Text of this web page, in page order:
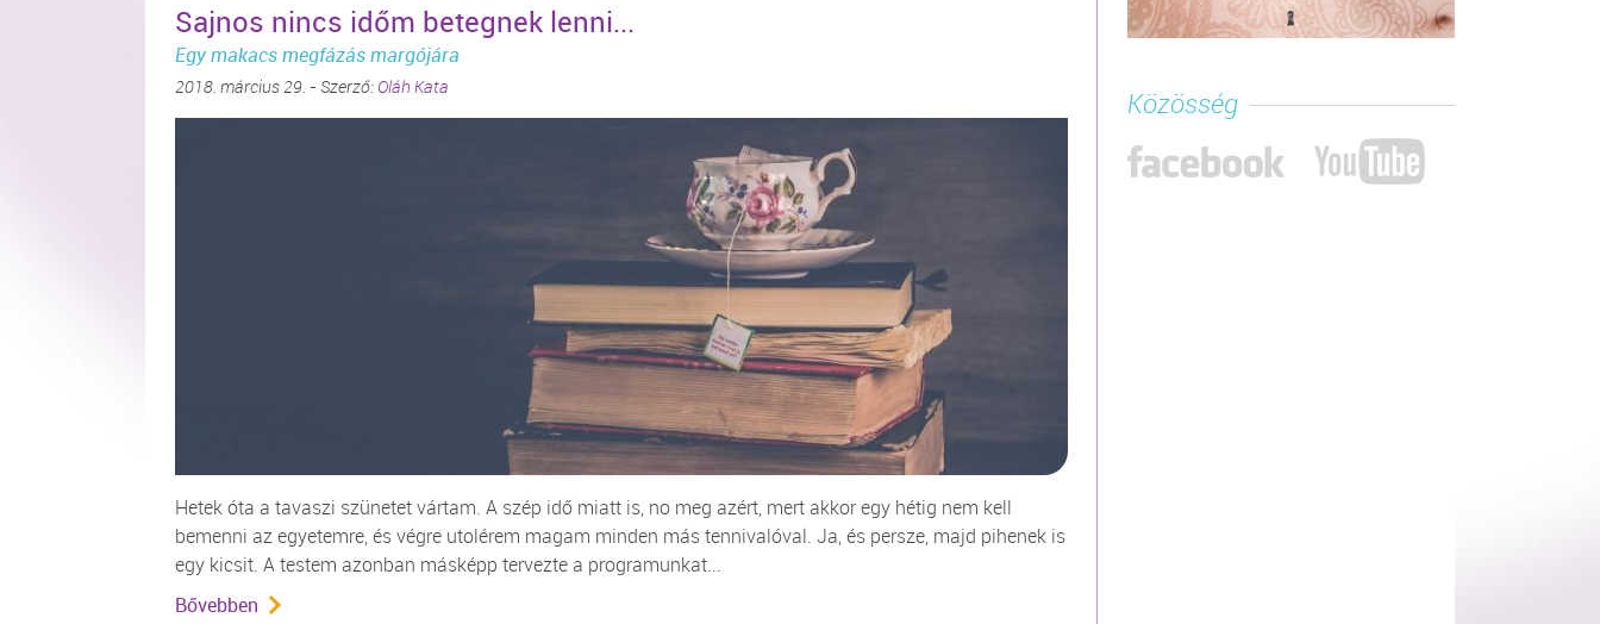
Közösség
Sajnos nincs időm betegnek lenni...
Egy makacs megfázás margójára
2018. március 29. - Szerző: Oláh Kata
Hetek óta a tavaszi szünetet vártam. A szép idő miatt is, no meg azért, mert akkor egy hétig nem kell
bemenni az egyetemre, és végre utolérem magam minden más tennivalóval. Ja, és persze, majd pihenek is
egy kicsit. A testem azonban másképp tervezte a programunkat...
Bővebben